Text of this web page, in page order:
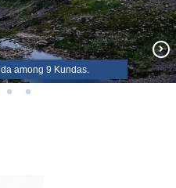
among 9 Kundas.